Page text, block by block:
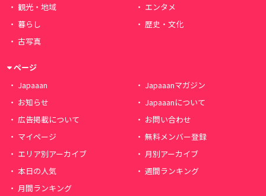
観光・地域
エンタメ
暮らし
歴史・文化
古写真
ページ
Japaaan
Japaaanマガジン
お知らせ
Japaaanについて
広告掲載について
お問い合わせ
マイページ
無料メンバー登録
エリア別アーカイブ
月別アーカイブ
本日の人気
週間ランキング
月間ランキング